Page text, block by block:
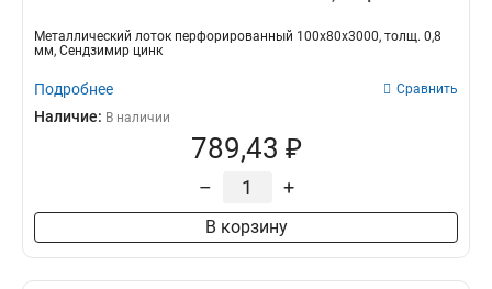
Металлический лоток перфорированный 100х80х3000, толщ. 0,8
мм, Сендзимир цинк
Подробнее Сравнить
Наличие: В наличии
789,43 ₽
– +
В корзину